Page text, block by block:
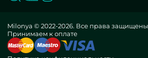
Milonya © 2022-2026. Все права защищены
Принимаем к оплате